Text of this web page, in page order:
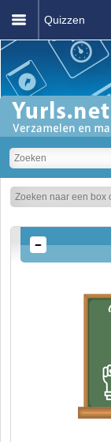
Quizzen